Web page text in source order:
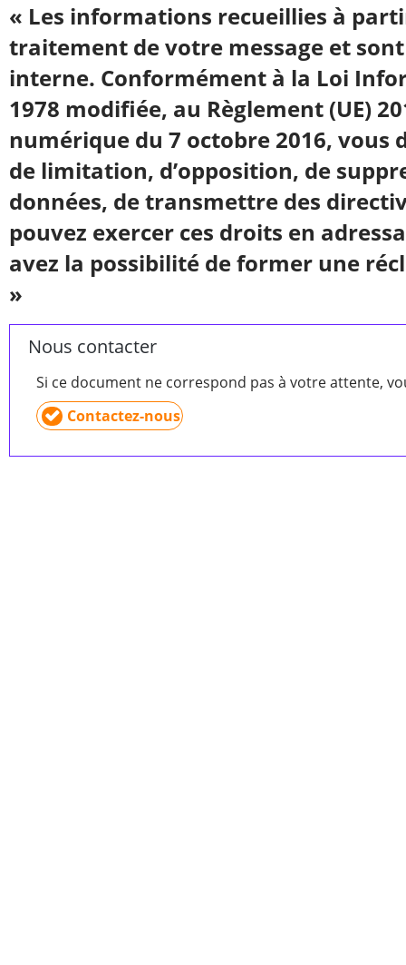
« Les informations recueillies à
traitement de votre message et
interne. Conformément à la Loi
1978 modifiée, au Règlement (UE)
numérique du 7 octobre 2016, vous
de limitation, d’opposition, de
données, de transmettre des
pouvez exercer ces droits en
avez la possibilité de former une
»
Nous contacter
Si ce document ne correspond pas à votre attente,
Contactez-nous